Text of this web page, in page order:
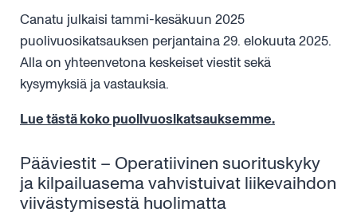
Canatu julkaisi tammi-kesäkuun 2025
puolivuosikatsauksen perjantaina 29. elokuuta 2025.
Alla on yhteenvetona keskeiset viestit sekä
kysymyksiä ja vastauksia.
Lue tästä koko puolivuosikatsauksemme.
Pääviestit – Operatiivinen suorituskyky
ja kilpailuasema vahvistuivat liikevaihdon
viivästymisestä huolimatta